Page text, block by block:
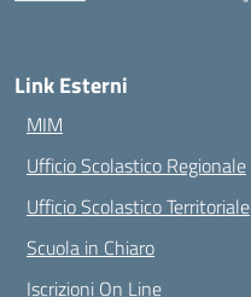
Link Esterni
MIM
Ufficio Scolastico Regionale
Ufficio Scolastico Territoriale
Scuola in Chiaro
Iscrizioni On Line